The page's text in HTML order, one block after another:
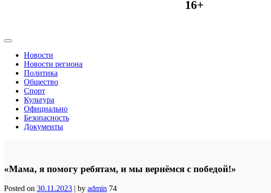
16+
Новости
Новости региона
Политика
Общество
Спорт
Культура
Официально
Безопасность
Документы
«Мама, я помогу ребятам, и мы вернёмся с победой!»
Posted on 30.11.2023 | by admin 74